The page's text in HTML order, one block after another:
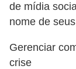
de mídia
nome de
Gerenciar
crise